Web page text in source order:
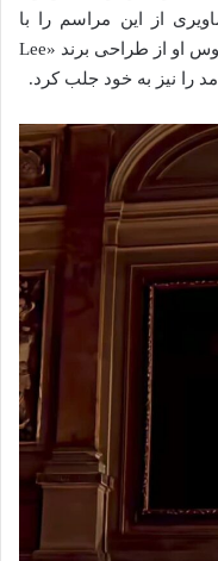
از این مراسم را با
مخاطبانش به اشتراک گذاشت. لباس عروس او از طراحی برند «Lee